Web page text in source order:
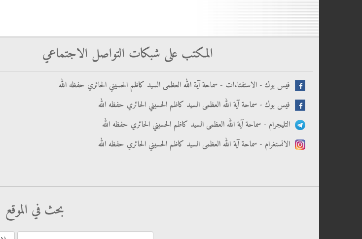
المكتب على شبكات التواصل الاجتماعي
فيس بوك - الاستفتاءات - سماحة آية الله العظمى السيد كاظم الحسيني الحائري حفظه الله
فيس بوك - سماحة آية الله العظمى السيد كاظم الحسيني الحائري حفظه الله
التليجرام - سماحة آية الله العظمى السيد كاظم الحسيني الحائري حفظه الله
الانستغرام - سماحة آية الله العظمى السيد كاظم الحسيني الحائري حفظه الله
بحث في الموقع